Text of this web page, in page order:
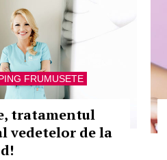
FRUMUSETE
tratamentul
vedetelor de la